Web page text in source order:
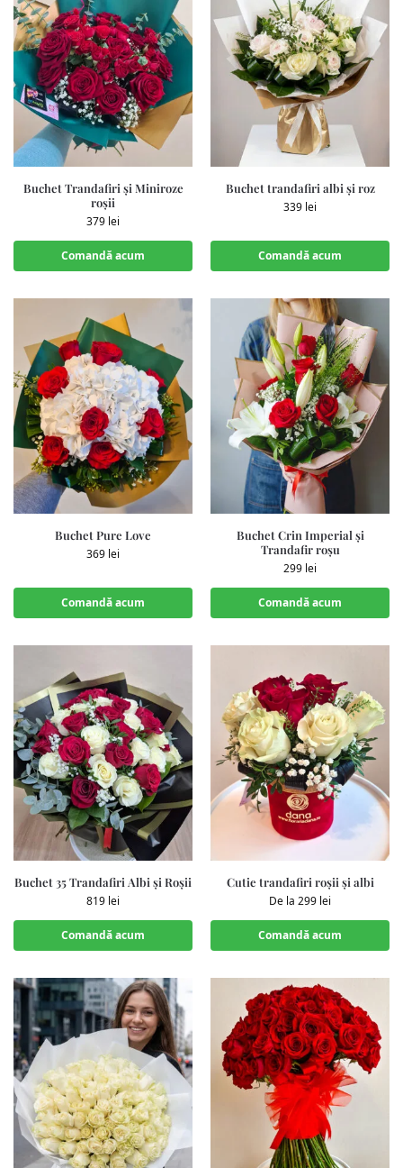
Buchet Trandafiri și Miniroze
roșii
379 lei
Comandă acum
Buchet trandafiri albi și roz
339 lei
Comandă acum
Buchet Pure Love
369 lei
Comandă acum
Buchet Crin Imperial și
Trandafir roșu
299 lei
Comandă acum
Buchet 35 Trandafiri Albi și Roșii
819 lei
Comandă acum
Cutie trandafiri roșii și albi
De la 299 lei
Comandă acum